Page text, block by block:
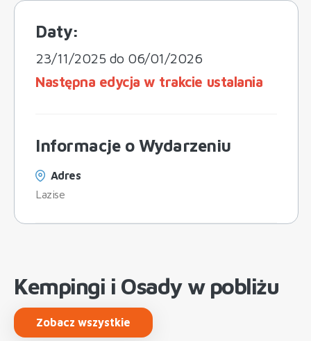
Daty:
23/11/2025 do 06/01/2026
Następna edycja w trakcie ustalania
Informacje o Wydarzeniu
Adres
Lazise
Kempingi i Osady w pobliżu
Zobacz wszystkie